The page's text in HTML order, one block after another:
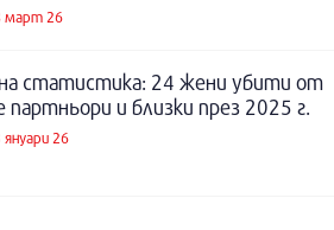
март 26
статистика: 24 жени убити от
партньори и близки през 2025 г.
26